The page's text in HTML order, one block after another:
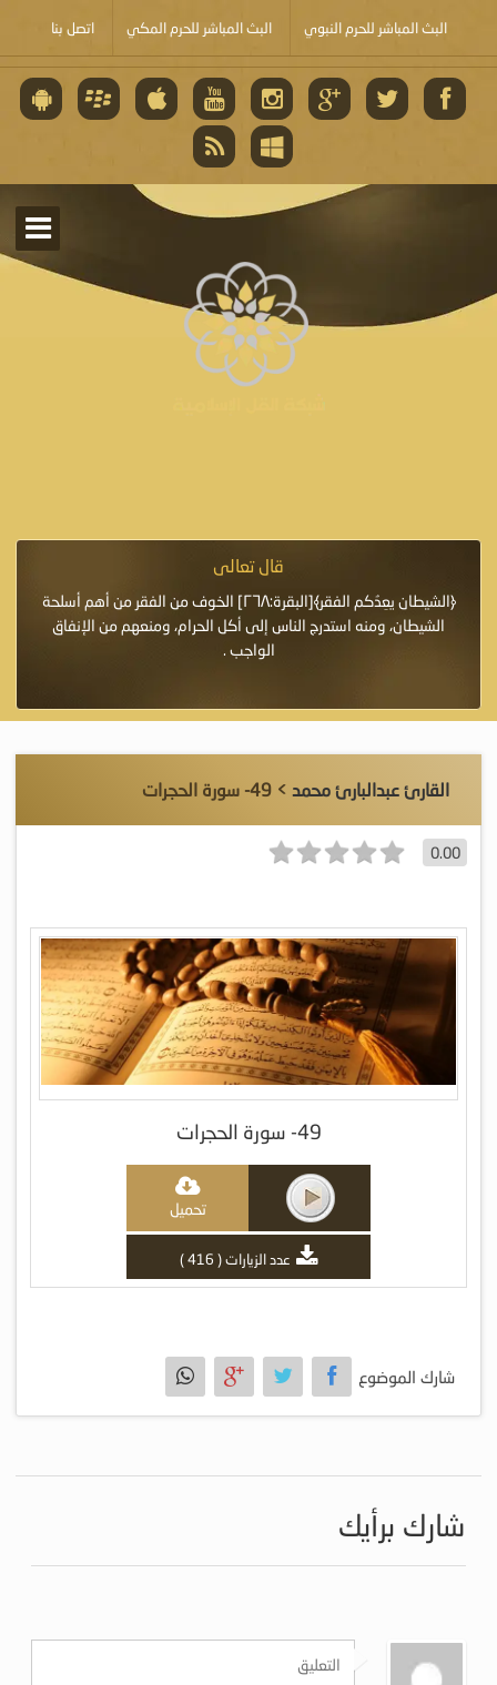
البث المباشر للحرم النبوي البث المباشر للحرم المكي اتصل بنا
قال تعالى
﴿الشيطان يعِدُكم الفقر﴾[البقرة:٢٦٨] الخوف من الفقر من أهم أسلحة
الشيطان، ومنه استدرج الناس إلى أكل الحرام، ومنعهم من الإنفاق
الواجب .
القارئ عبدالبارئ محمد > 49- سورة الحجرات
0.00
49- سورة الحجرات
تحميل
عدد الزيارات ( 416 )
شارك الموضوع
شارك برأيك